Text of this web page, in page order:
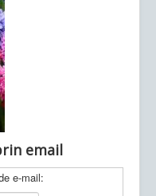
email
e-mail: